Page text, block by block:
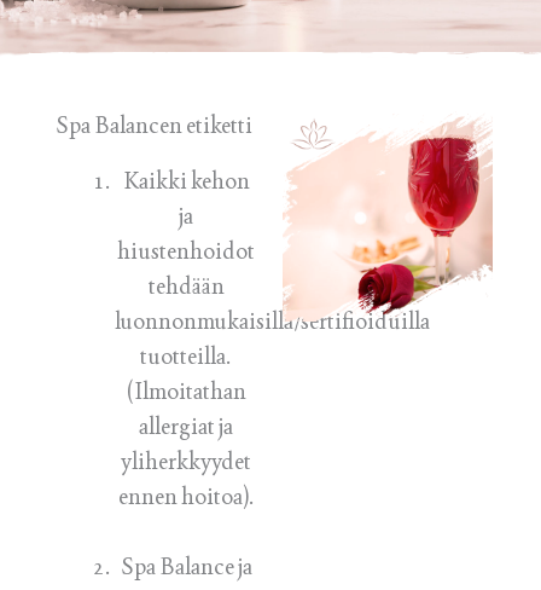
Spa Balancen etiketti
Kaikki kehon
ja
hiustenhoidot
tehdään
luonnonmukaisilla/sertifioiduilla
tuotteilla.
(Ilmoitathan
allergiat ja
yliherkkyydet
ennen hoitoa).
Spa Balance ja